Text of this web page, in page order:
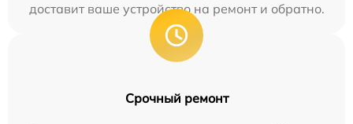
доставит ваше устройство на ремонт и обратно.
Срочный ремонт